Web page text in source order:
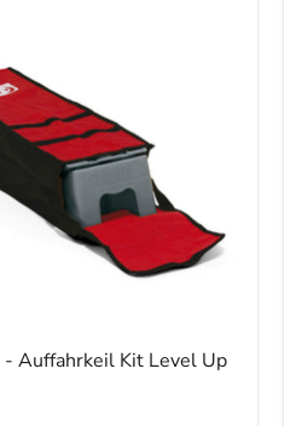
- Auffahrkeil Kit Level Up